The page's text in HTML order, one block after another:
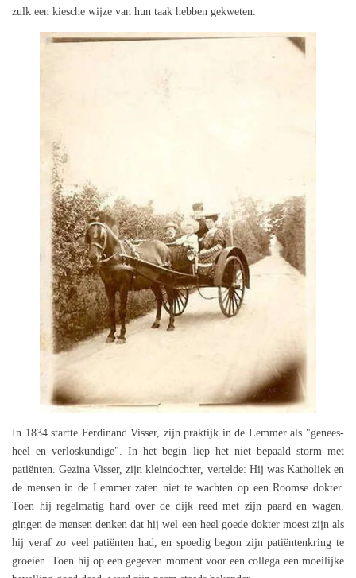
zulk een kiesche wijze van hun taak hebben gekweten.
In 1834 startte Ferdinand Visser, zijn praktijk in de Lemmer als "genees-
heel en verloskundige". In het begin liep het niet bepaald storm met
patiënten. Gezina Visser, zijn kleindochter, vertelde: Hij was Katholiek en
de mensen in de Lemmer zaten niet te wachten op een Roomse dokter.
Toen hij regelmatig hard over de dijk reed met zijn paard en wagen,
gingen de mensen denken dat hij wel een heel goede dokter moest zijn als
hij veraf zo veel patiënten had, en spoedig begon zijn patiëntenkring te
groeien. Toen hij op een gegeven moment voor een collega een moeilijke